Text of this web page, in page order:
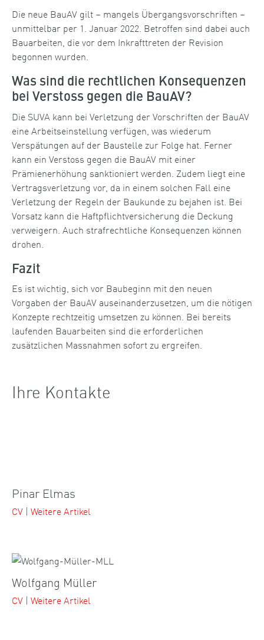
Ihre Kontakte
Pinar Elmas
CV | Weitere Artikel
Wolfgang Müller
CV | Weitere Artikel
Die neue BauAV gilt – mangels Übergangsvorschriften –
unmittelbar per 1. Januar 2022. Betroffen sind dabei auch
Bauarbeiten, die vor dem Inkrafttreten der Revision
begonnen wurden.
Was sind die rechtlichen Konsequenzen
bei Verstoss gegen die BauAV?
Die SUVA kann bei Verletzung der Vorschriften der BauAV
eine Arbeitseinstellung verfügen, was wiederum
Verspätungen auf der Baustelle zur Folge hat. Ferner
kann ein Verstoss gegen die BauAV mit einer
Prämienerhöhung sanktioniert werden. Zudem liegt eine
Vertragsverletzung vor, da in einem solchen Fall eine
Verletzung der Regeln der Baukunde zu bejahen ist. Bei
Vorsatz kann die Haftpflichtversicherung die Deckung
verweigern. Auch strafrechtliche Konsequenzen können
drohen.
Fazit
Es ist wichtig, sich vor Baubeginn mit den neuen
Vorgaben der BauAV auseinanderzusetzen, um die nötigen
Konzepte rechtzeitig umsetzen zu können. Bei bereits
laufenden Bauarbeiten sind die erforderlichen
zusätzlichen Massnahmen sofort zu ergreifen.